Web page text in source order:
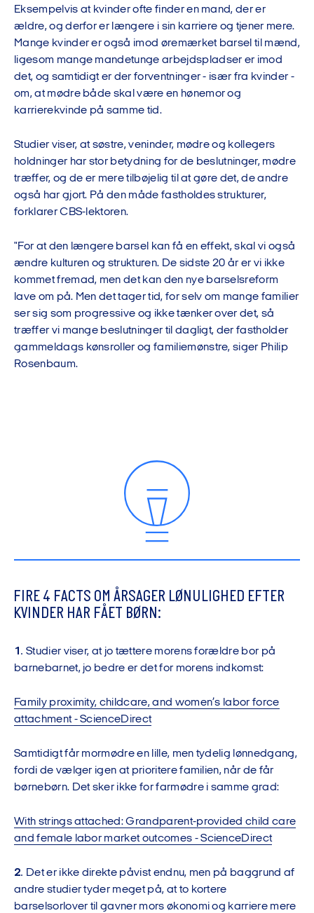
Eksempelvis at kvinder ofte finder en mand, der er
ældre, og derfor er længere i sin karriere og tjener mere.
Mange kvinder er også imod øremærket barsel til mænd,
ligesom mange mandetunge arbejdspladser er imod
det, og samtidigt er der forventninger - især fra kvinder -
om, at mødre både skal være en hønemor og
karrierekvinde på samme tid.
Studier viser, at søstre, veninder, mødre og kollegers
holdninger har stor betydning for de beslutninger, mødre
træffer, og de er mere tilbøjelig til at gøre det, de andre
også har gjort. På den måde fastholdes strukturer,
forklarer CBS-lektoren.
"For at den længere barsel kan få en effekt, skal vi også
ændre kulturen og strukturen. De sidste 20 år er vi ikke
kommet fremad, men det kan den nye barselsreform
lave om på. Men det tager tid, for selv om mange familier
ser sig som progressive og ikke tænker over det, så
træffer vi mange beslutninger til dagligt, der fastholder
gammeldags kønsroller og familiemønstre, siger Philip
Rosenbaum.
FIRE 4 FACTS OM ÅRSAGER LØNULIGHED EFTER
KVINDER HAR FÅET BØRN:
1. Studier viser, at jo tættere morens forældre bor på
barnebarnet, jo bedre er det for morens indkomst:
Family proximity, childcare, and women’s labor force
attachment - ScienceDirect
Samtidigt får mormødre en lille, men tydelig lønnedgang,
fordi de vælger igen at prioritere familien, når de får
børnebørn. Det sker ikke for farmødre i samme grad:
With strings attached: Grandparent-provided child care
and female labor market outcomes - ScienceDirect
2. Det er ikke direkte påvist endnu, men på baggrund af
andre studier tyder meget på, at to kortere
barselsorlover til gavner mors økonomi og karriere mere